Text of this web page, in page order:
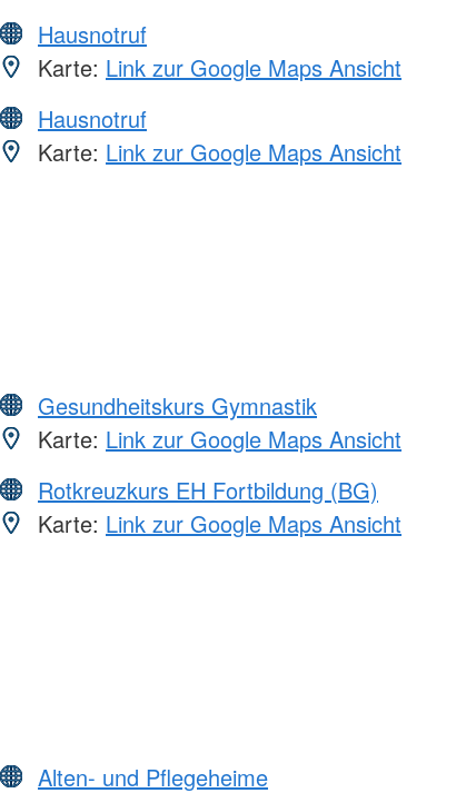
Hausnotruf
Karte: Link zur Google Maps Ansicht
Hausnotruf
Karte: Link zur Google Maps Ansicht
Gesundheitskurs Gymnastik
Karte: Link zur Google Maps Ansicht
Rotkreuzkurs EH Fortbildung (BG)
Karte: Link zur Google Maps Ansicht
Alten- und Pflegeheime